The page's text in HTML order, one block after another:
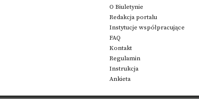
O Biuletynie
Redakcja portalu
Instytucje współpracujące
FAQ
Kontakt
Regulamin
Instrukcja
Ankieta